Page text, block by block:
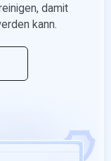
damit
kann.